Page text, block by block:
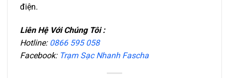
điện.
Liên Hệ Với Chúng Tôi :
Hotline: 0866 595 058
Facebook: Trạm Sạc Nhanh Fascha